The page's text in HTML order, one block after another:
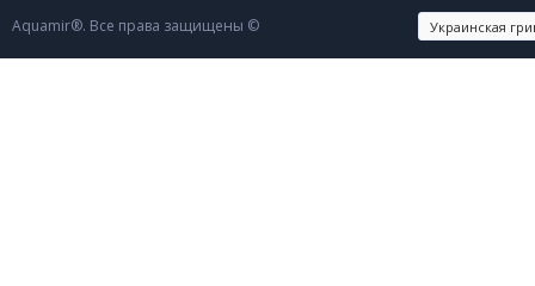
Aquamir®. Все права защищены ©